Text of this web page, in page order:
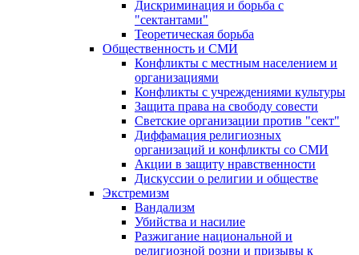
Дискриминация и борьба с
"сектантами"
Теоретическая борьба
Общественность и СМИ
Конфликты с местным населением и
организациями
Конфликты с учреждениями культуры
Защита права на свободу совести
Светские организации против "сект"
Диффамация религиозных
организаций и конфликты со СМИ
Акции в защиту нравственности
Дискуссии о религии и обществе
Экстремизм
Вандализм
Убийства и насилие
Разжигание национальной и
религиозной розни и призывы к